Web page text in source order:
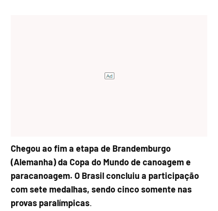
Chegou ao fim a etapa de Brandemburgo
(Alemanha) da Copa do Mundo de canoagem e
paracanoagem. O Brasil concluiu a participação
com sete medalhas, sendo cinco somente nas
provas paralímpicas.